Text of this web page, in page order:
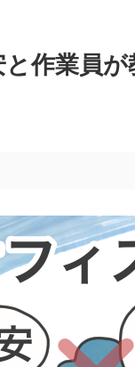
作業員